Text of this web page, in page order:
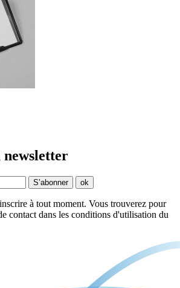
à tout moment. Vous trouverez pour
contact dans les conditions d'utilisation du